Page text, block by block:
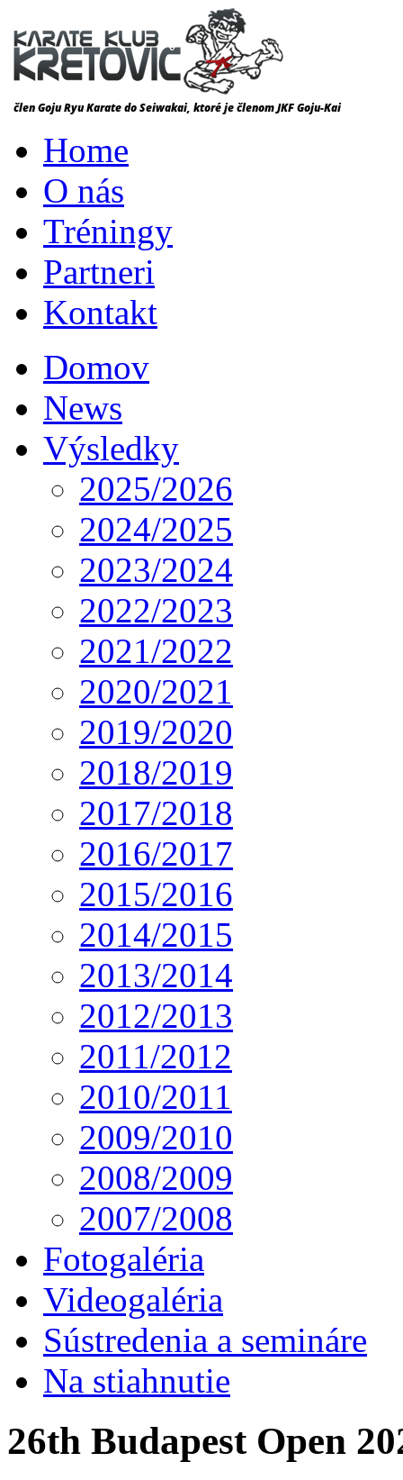
Home
O nás
Tréningy
Partneri
Kontakt
Domov
News
Výsledky
2025/2026
2024/2025
2023/2024
2022/2023
2021/2022
2020/2021
2019/2020
2018/2019
2017/2018
2016/2017
2015/2016
2014/2015
2013/2014
2012/2013
2011/2012
2010/2011
2009/2010
2008/2009
2007/2008
Fotogaléria
Videogaléria
Sústredenia a semináre
Na stiahnutie
26th Budapest Open